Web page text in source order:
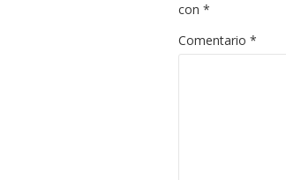
con *
Comentario *